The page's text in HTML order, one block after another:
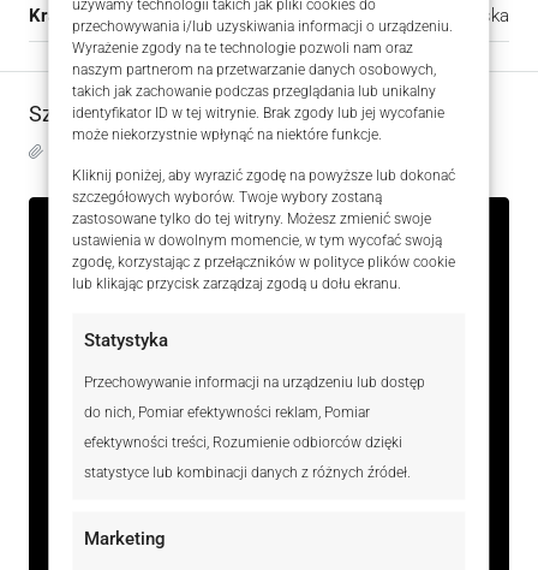
używamy technologii takich jak pliki cookies do
przechowywania i/lub uzyskiwania informacji o urządzeniu.
Wyrażenie zgody na te technologie pozwoli nam oraz
naszym partnerom na przetwarzanie danych osobowych,
takich jak zachowanie podczas przeglądania lub unikalny
identyfikator ID w tej witrynie. Brak zgody lub jej wycofanie
może niekorzystnie wpłynąć na niektóre funkcje.
Kliknij poniżej, aby wyrazić zgodę na powyższe lub dokonać
szczegółowych wyborów. Twoje wybory zostaną
zastosowane tylko do tej witryny. Możesz zmienić swoje
ustawienia w dowolnym momencie, w tym wycofać swoją
zgodę, korzystając z przełączników w polityce plików cookie
lub klikając przycisk zarządzaj zgodą u dołu ekranu.
Statystyka
Przechowywanie informacji na urządzeniu lub dostęp
do nich, Pomiar efektywności reklam, Pomiar
efektywności treści, Rozumienie odbiorców dzięki
statystyce lub kombinacji danych z różnych źródeł.
Marketing
Kraj: Polska
Szczegóły
ID Oferty HZKW109619
Pokoje